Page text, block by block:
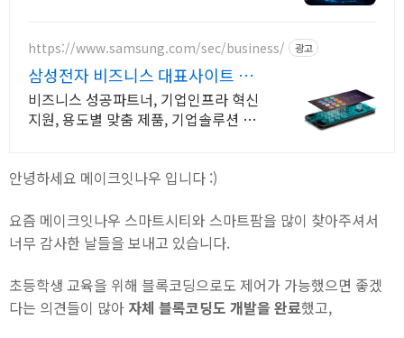
https://www.samsung.com/sec/business/ 광고
삼성전자 비즈니스 대표사이트 본
사 공식 운영 견적문의
비즈니스 성공파트너, 기업인프라 혁신
지원, 용도별 맞춤 제품, 기업솔루션 구
안녕하세요 메이크잇나우 입니다 :)
요즘 메이크잇나우 스마트시티와 스마트팜을 많이 찾아주셔서
너무 감사한 날들을 보내고 있습니다.
초등학생 교육을 위해 블록코딩으로도 제어가 가능했으면 좋겠
다는 의견들이 많아 자체 블록코딩도 개발을 완료했고,